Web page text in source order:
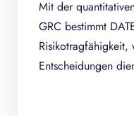
Mit der
GRC bestimmt
Entscheidungen